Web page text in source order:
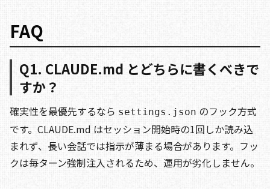
FAQ
Q1. CLAUDE.md とどちらに書くべきで
すか？
確実性を最優先するなら settings.json のフック方式
です。CLAUDE.md はセッション開始時の1回しか読み込
まれず、長い会話では指示が薄まる場合があります。フッ
クは毎ターン強制注入されるため、運用が劣化しません。